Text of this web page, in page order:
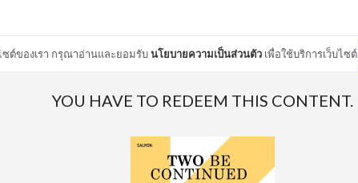
ซต์ของเรา กรุณาอ่านและยอมรับนโยบายความเป็นส่วนตัว เพื่อใช้บริการเว็บไซต์
YOU HAVE TO REDEEM THIS CONTENT.